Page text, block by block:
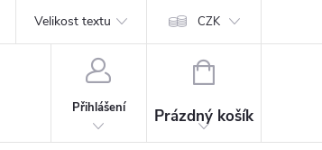
Reklamační řád Vrácení zboží a reklamace
Velikost textu CZK
Přihlášení
NÁKUPNÍ
Prázdný košík